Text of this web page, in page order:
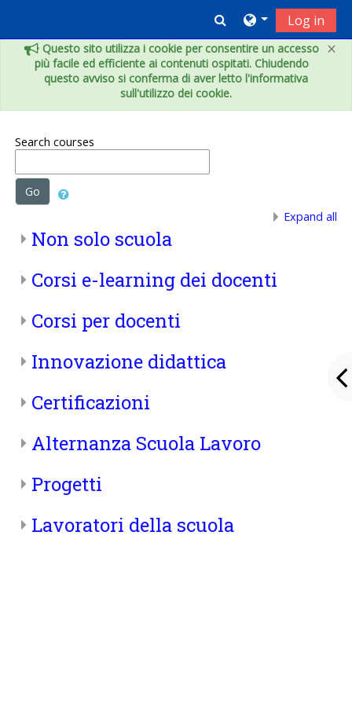
×
Questo sito utilizza i cookie per consentire un accesso
più facile ed efficiente ai contenuti ospitati. Chiudendo
questo avviso si conferma di aver letto l'informativa
sull'utilizzo dei cookie.
Toggle search
Log in
Search courses
Go
Expand all
Non solo scuola
Corsi e-learning dei docenti
Corsi per docenti
Innovazione didattica
Certificazioni
Alternanza Scuola Lavoro
Progetti
Lavoratori della scuola